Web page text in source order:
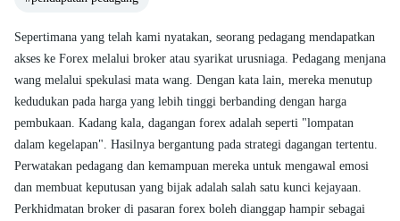
Sepertimana yang telah kami nyatakan, seorang pedagang mendapatkan
akses ke Forex melalui broker atau syarikat urusniaga. Pedagang menjana
wang melalui spekulasi mata wang. Dengan kata lain, mereka menutup
kedudukan pada harga yang lebih tinggi berbanding dengan harga
pembukaan. Kadang kala, dagangan forex adalah seperti "lompatan
dalam kegelapan". Hasilnya bergantung pada strategi dagangan tertentu.
Perwatakan pedagang dan kemampuan mereka untuk mengawal emosi
dan membuat keputusan yang bijak adalah salah satu kunci kejayaan.
Perkhidmatan broker di pasaran forex boleh dianggap hampir sebagai